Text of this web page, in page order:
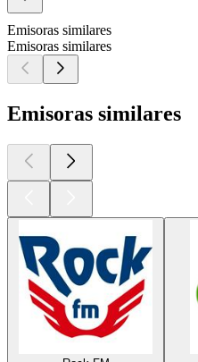
Emisoras similares
Emisoras similares
Emisoras similares